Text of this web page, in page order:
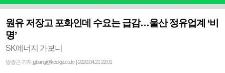
원유 저장고 포화인데 수요는 급감…울산 정유업계 ‘비
명’
SK에너지 가보니
방종근 기자 jgbang@kookje.co.kr | 2020.04.21 22:01